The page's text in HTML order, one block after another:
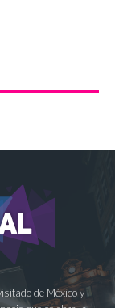
de México y